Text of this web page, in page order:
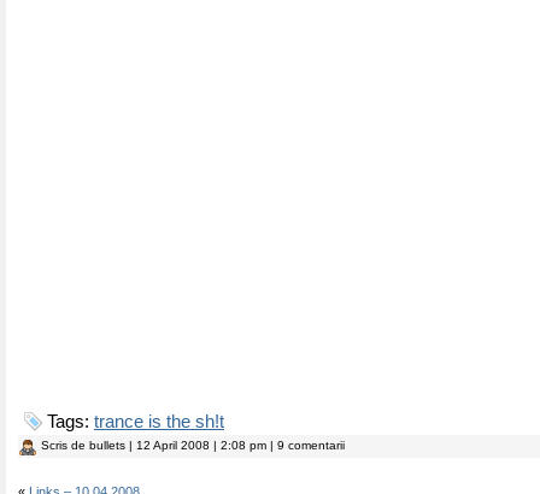
Tags: trance is the sh!t
Scris de bullets | 12 April 2008 | 2:08 pm | 9 comentarii